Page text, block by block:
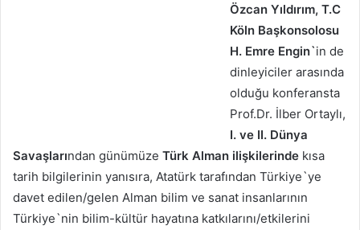
Özcan Yıldırım, T.C
Köln Başkonsolosu
H. Emre Engin`in de
dinleyiciler arasında
olduğu konferansta
Prof.Dr. İlber Ortaylı,
I. ve II. Dünya
Savaşlarından günümüze Türk Alman ilişkilerinde kısa
tarih bilgilerinin yanısıra, Atatürk tarafından Türkiye`ye
davet edilen/gelen Alman bilim ve sanat insanlarının
Türkiye`nin bilim-kültür hayatına katkılarını/etkilerini